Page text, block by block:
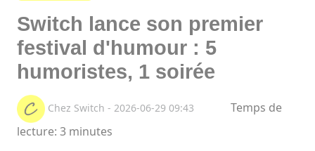
Switch lance son premier
festival d'humour : 5
humoristes, 1 soirée
Chez Switch - 2026-06-29 09:43
Temps de
lecture: 3 minutes